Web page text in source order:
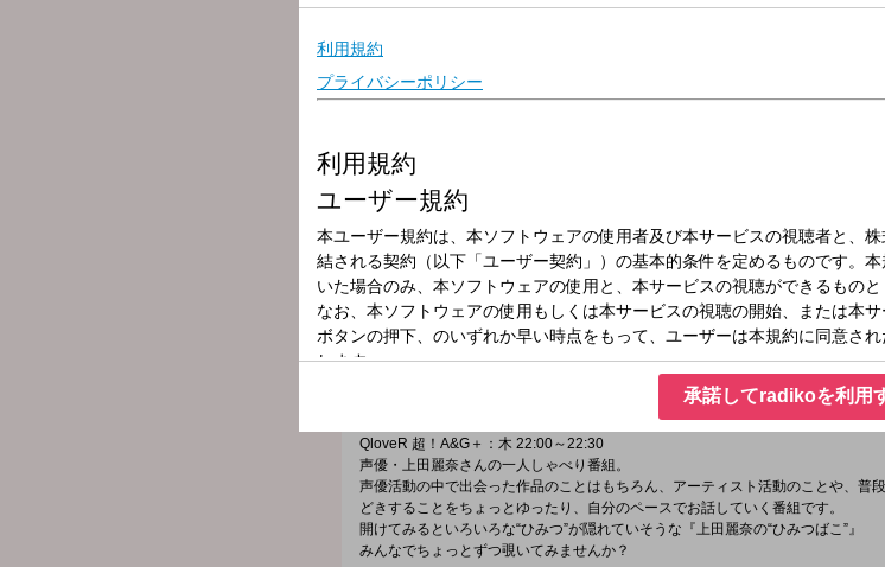
放送局
放送時間
2025年7月3日（木）27:00～27:30
番組名
上田麗奈のひみつばこ
番組メールフォーム：
https://form.run/@himi2
https://x.com/himi2bako
QloveR 超！A&G＋：木 22:00～22:30
声優・上田麗奈さんの一人しゃべり番組。
声優活動の中で出会った作品のことはもちろん、アーティスト活動のことや、普
どきすることをちょっとゆったり、自分のペースでお話していく番組です。
開けてみるといろいろな“ひみつ”が隠れていそうな『上田麗奈の“ひみつばこ”』
みんなでちょっとずつ覗いてみませんか？
承諾してradikoを利用